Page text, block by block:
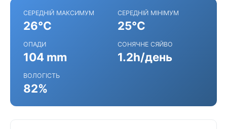
СЕРЕДНІЙ МАКСИМУМ
26°C
СЕРЕДНІЙ МІНІМУМ
25°C
ОПАДИ
104 mm
СОНЯЧНЕ СЯЙВО
1.2h/день
ВОЛОГІСТЬ
82%